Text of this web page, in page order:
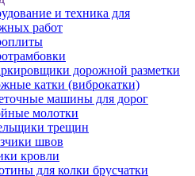
и техника для
работ
дорожной разметки
катки (виброкатки)
машины для дорог
молотки
трещин
швов
кровли
для колки брусчатки